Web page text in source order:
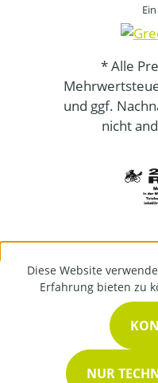
* Alle
und ggf.
nicht
Diese Website
Erfahrung bieten zu
NUR